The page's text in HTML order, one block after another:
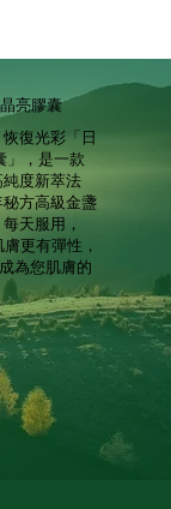
亮膠囊
復光彩「日
」，是一款
度新萃法
方高級金盞
天服用，
更有彈性，
為您肌膚的